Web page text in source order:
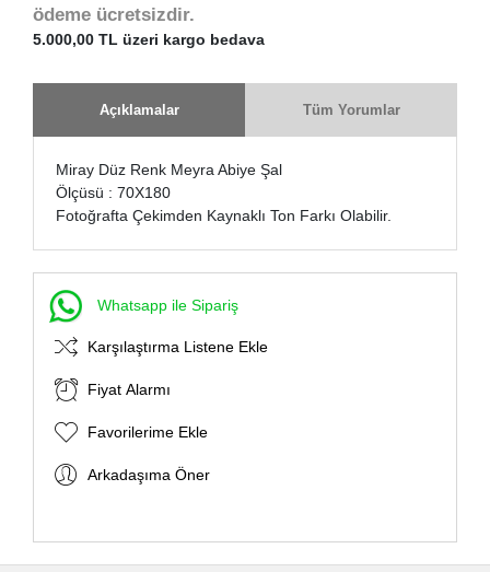
ödeme ücretsizdir.
5.000,00 TL üzeri kargo bedava
Açıklamalar Tüm Yorumlar
Miray Düz Renk Meyra Abiye Şal
Ölçüsü : 70X180
Fotoğrafta Çekimden Kaynaklı Ton Farkı Olabilir.
Whatsapp ile Sipariş
Karşılaştırma Listene Ekle
Fiyat Alarmı
Favorilerime Ekle
Arkadaşıma Öner